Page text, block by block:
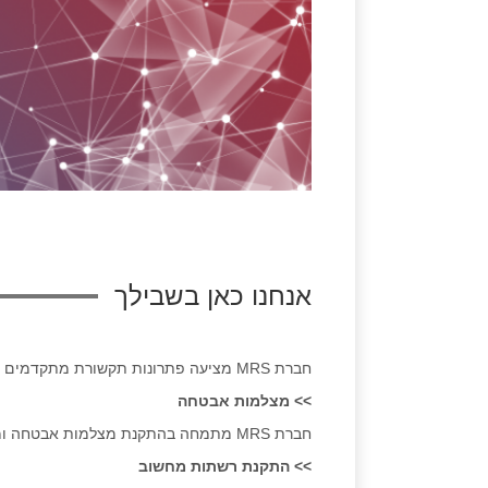
אנחנו כאן בשבילך
חברת MRS מציעה פתרונות תקשורת מתקדמים בין השירותים שאנחנו מציעים
>> מצלמות אבטחה
חברת MRS מתמחה בהתקנת מצלמות אבטחה ומצלמות IP
>> התקנת רשתות מחשוב